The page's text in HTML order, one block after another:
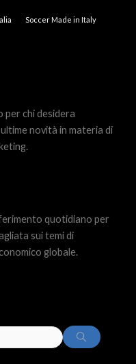
Soccer Made in Italy
per chi desidera
novità in materia di
quotidiano per
sui temi di
globale.